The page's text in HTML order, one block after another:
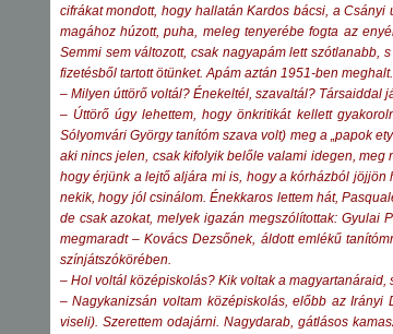
cifrákat mondott, hogy hallatán Kardos bácsi, a
magához húzott, puha, meleg tenyerébe fogta az
Semmi sem változott, csak nagyapám lett szótlanabb,
fizetésből tartott ötünket. Apám aztán 1951-ben
– Milyen úttörő voltál? Énekeltél, szavaltál? Társaiddal
– Úttörő úgy lehettem, hogy önkritikát kellett
Sólyomvári György tanítóm szava volt) meg a „papok
aki nincs jelen, csak kifolyik belőle valami idegen, meg
hogy érjünk a lejtő aljára mi is, hogy a kórházból jöjjön
nekik, hogy jól csinálom. Énekkaros lettem hát,
de csak azokat, melyek igazán megszólítottak: Gyulai
megmaradt – Kovács Dezsőnek, áldott emlékű
színjátszókörében.
– Hol voltál középiskolás? Kik voltak a
– Nagykanizsán voltam középiskolás, előbb az
viseli). Szerettem odajárni. Nagydarab, gátlásos